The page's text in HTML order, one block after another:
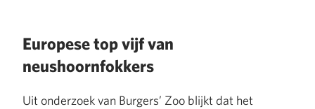
Europese top vijf van
neushoornfokkers
Uit onderzoek van Burgers’ Zoo blijkt dat het